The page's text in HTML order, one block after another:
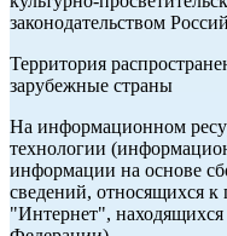
законодательством
Территория
зарубежные страны
На информационном
технологии
информации на основе
сведений, относящихся к
"Интернет",